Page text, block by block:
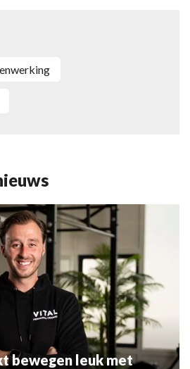
bewegen leuk met